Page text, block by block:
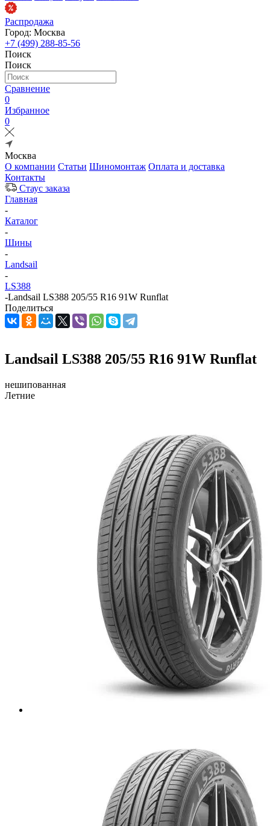
Распродажа
Город: Москва
+7 (499) 288-85-56
Поиск
Поиск
Сравнение
0
Избранное
0
Москва
О компании Статьи Шиномонтаж Оплата и доставка
Контакты
Стаус заказа
Главная
-
Каталог
-
Шины
-
Landsail
-
LS388
-Landsail LS388 205/55 R16 91W Runflat
Поделиться
Landsail LS388 205/55 R16 91W Runflat
нешипованная
Летние